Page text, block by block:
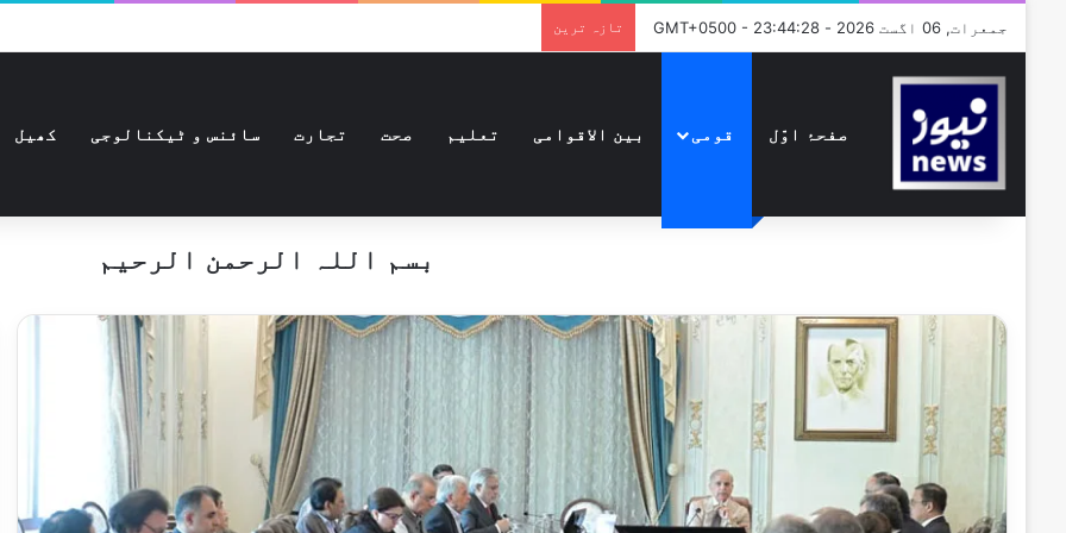
جمعرات, 06 اگست 2026 - GMT+0500 - 23:44:28 تازہ ترین
صفحۂ اوّل قومی بین الاقوامی تعلیم صحت تجارت سائنس و ٹیکنالوجی کھیل
بسم اللہ الرحمن الرحیم